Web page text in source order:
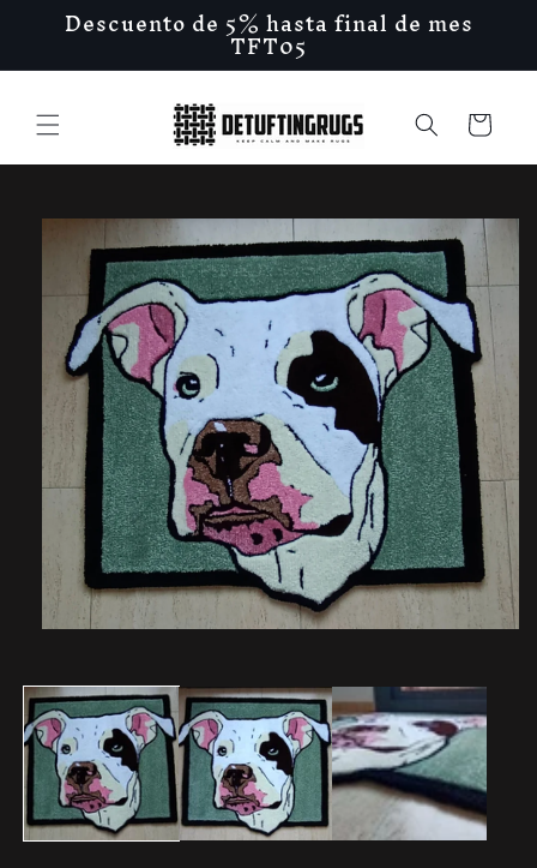
directamente
Descuento de 5% hasta final de mes
TFT05
Carrito
directamente
información
del producto